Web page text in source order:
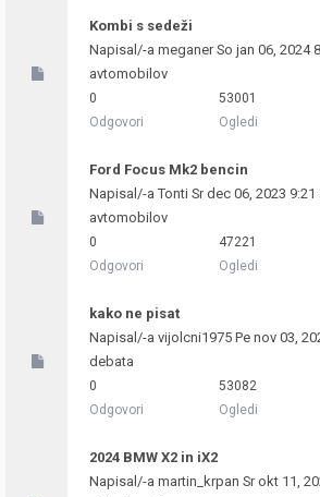
Kombi s sedeži
Napisal/-a meganerSo jan 06, 2024
avtomobilov
0
Odgovori
53001
Ogledi
Ford Focus Mk2 bencin
Napisal/-aTonti Sr dec 06, 2023 9:21
avtomobilov
0
Odgovori
47221
Ogledi
kako ne pisat
Napisal/-a vijolcni1975 Pe nov 03,
debata
0
Odgovori
53082
Ogledi
2024 BMW X2 in iX2
Napisal/-a martin_krpan Sr okt 11,